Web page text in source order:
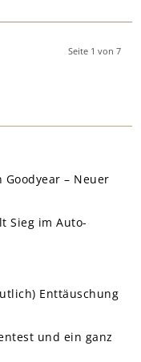
Seite 1 von 7
– Neuer
Sieg im Auto-
Enttäuschung
und ein ganz